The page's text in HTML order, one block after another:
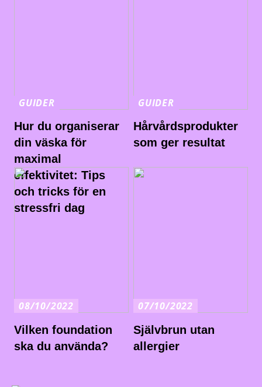
GUIDER
Hur du organiserar
din väska för
maximal
effektivitet: Tips
och tricks för en
stressfri dag
GUIDER
Hårvårdsprodukter
som ger resultat
08/10/2022
Vilken foundation
ska du använda?
07/10/2022
Självbrun utan
allergier